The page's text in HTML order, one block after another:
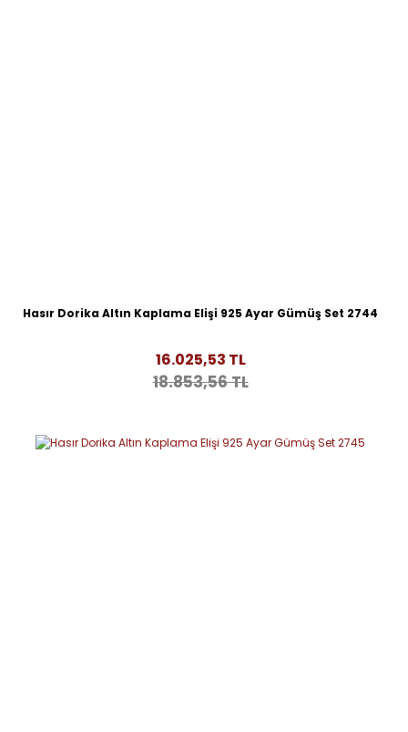
Hasır Dorika Altın Kaplama Elişi 925 Ayar Gümüş Set 2744
16.025,53 TL
18.853,56 TL